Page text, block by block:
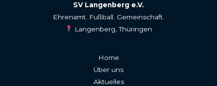
SV Langenberg e.V.
Ehrenamt. Fußball. Gemeinschaft.
Langenberg, Thüringen
Home
Über uns
Aktuelles